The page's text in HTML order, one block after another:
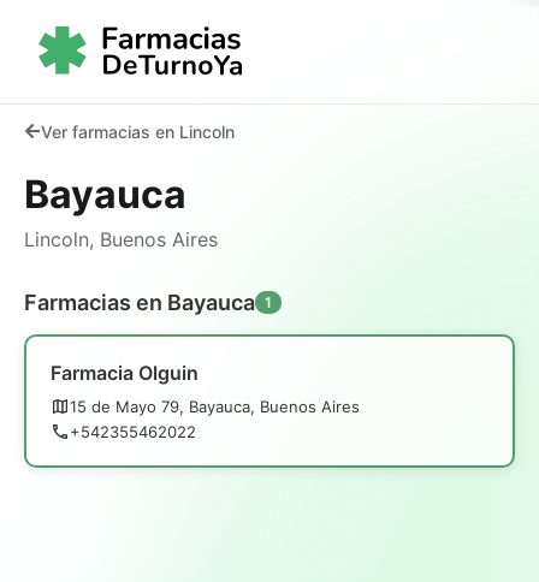
Ver farmacias en Lincoln
Bayauca
Lincoln, Buenos Aires
Farmacias en Bayauca 1
Farmacia Olguin
15 de Mayo 79, Bayauca, Buenos Aires
+542355462022